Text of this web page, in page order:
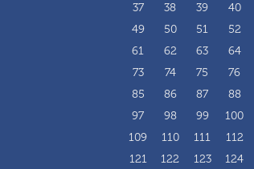
37
38 39 40
49
50 51 52
61
62 63 64
73
74 75 76
85
86 87 88
97
98 99 100
109
110 111 112
121
122 123 124